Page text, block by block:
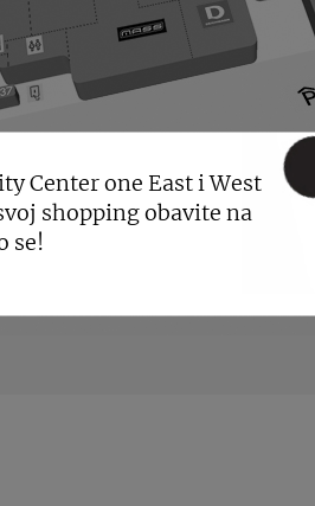
Center one East i West
shopping obavite na
se!